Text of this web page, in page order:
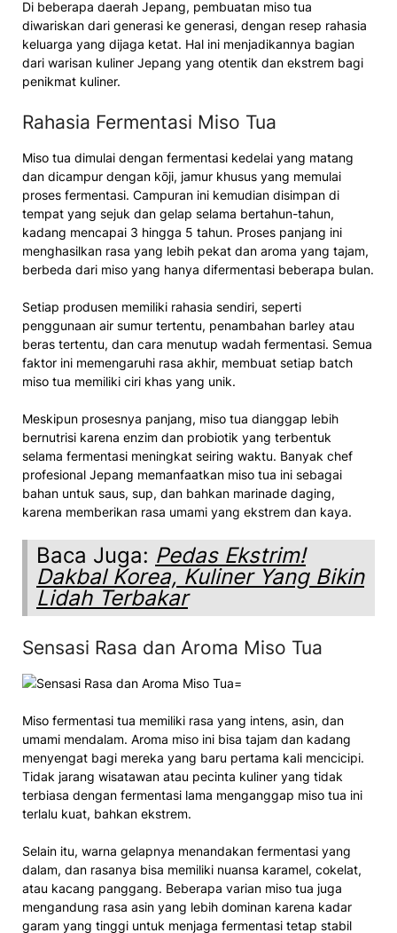
Di beberapa daerah Jepang, pembuatan miso tua
diwariskan dari generasi ke generasi, dengan resep rahasia
keluarga yang dijaga ketat. Hal ini menjadikannya bagian
dari warisan kuliner Jepang yang otentik dan ekstrem bagi
penikmat kuliner.
Rahasia Fermentasi Miso Tua
Miso tua dimulai dengan fermentasi kedelai yang matang
dan dicampur dengan kōji, jamur khusus yang memulai
proses fermentasi. Campuran ini kemudian disimpan di
tempat yang sejuk dan gelap selama bertahun-tahun,
kadang mencapai 3 hingga 5 tahun. Proses panjang ini
menghasilkan rasa yang lebih pekat dan aroma yang tajam,
berbeda dari miso yang hanya difermentasi beberapa bulan.
Setiap produsen memiliki rahasia sendiri, seperti
penggunaan air sumur tertentu, penambahan barley atau
beras tertentu, dan cara menutup wadah fermentasi. Semua
faktor ini memengaruhi rasa akhir, membuat setiap batch
miso tua memiliki ciri khas yang unik.
Meskipun prosesnya panjang, miso tua dianggap lebih
bernutrisi karena enzim dan probiotik yang terbentuk
selama fermentasi meningkat seiring waktu. Banyak chef
profesional Jepang memanfaatkan miso tua ini sebagai
bahan untuk saus, sup, dan bahkan marinade daging,
karena memberikan rasa umami yang ekstrem dan kaya.
Baca Juga: Pedas Ekstrim!
Dakbal Korea, Kuliner Yang Bikin
Lidah Terbakar
Sensasi Rasa dan Aroma Miso Tua
Miso fermentasi tua memiliki rasa yang intens, asin, dan
umami mendalam. Aroma miso ini bisa tajam dan kadang
menyengat bagi mereka yang baru pertama kali mencicipi.
Tidak jarang wisatawan atau pecinta kuliner yang tidak
terbiasa dengan fermentasi lama menganggap miso tua ini
terlalu kuat, bahkan ekstrem.
Selain itu, warna gelapnya menandakan fermentasi yang
dalam, dan rasanya bisa memiliki nuansa karamel, cokelat,
atau kacang panggang. Beberapa varian miso tua juga
mengandung rasa asin yang lebih dominan karena kadar
garam yang tinggi untuk menjaga fermentasi tetap stabil